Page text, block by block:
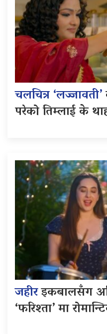
चलचित्र ‘लज्जावती’
परेको तिम्लाई के
जहीरइकबालसँग
‘फरिश्ता’ मा